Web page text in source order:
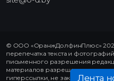
© ООО «ОранжДолфинПлюс»
перепечатка текста и
письменного разрешения
материалов разрешено только
гиперссылки, не закрытой от
Лента